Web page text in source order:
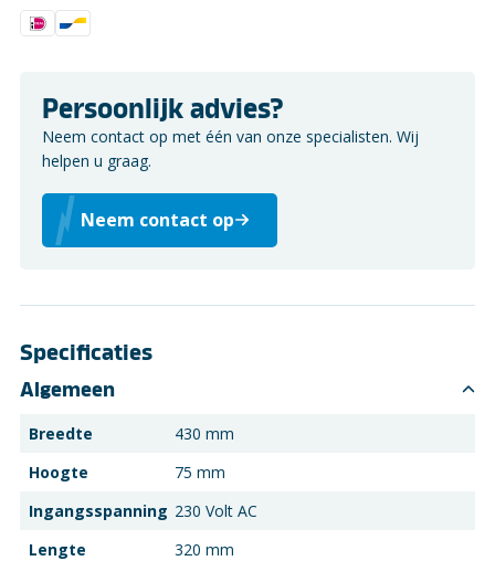
Persoonlijk advies?
Neem contact op met één van onze specialisten. Wij
helpen u graag.
Neem contact op
Specificaties
Algemeen
Breedte
430 mm
Hoogte
75 mm
Ingangsspanning 230 Volt AC
Lengte
320 mm